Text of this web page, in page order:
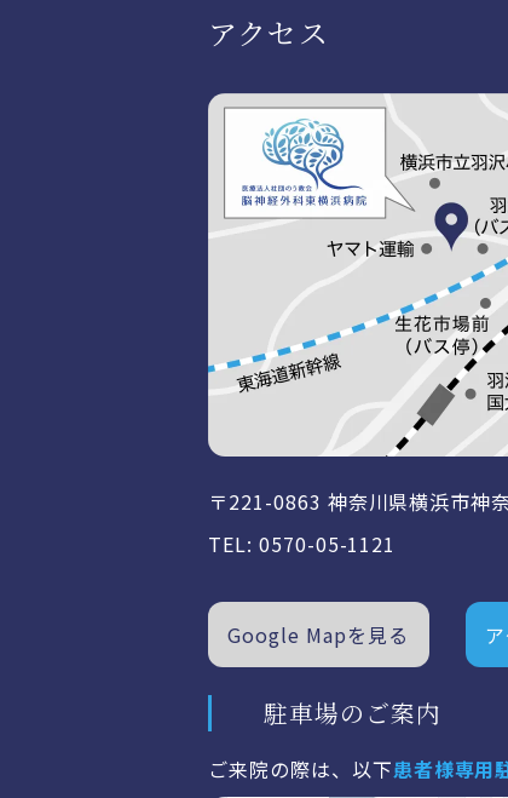
アクセス
〒221-0863 神奈川県横浜市神
TEL: 0570-05-1121
Google Mapを見る
駐車場のご案内
ご来院の際は、以下患者様専用